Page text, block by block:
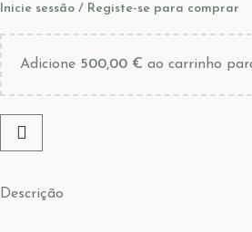
Inicie sessão / Registe-se para comprar
Adicione 500,00 € ao carrinho
Descrição